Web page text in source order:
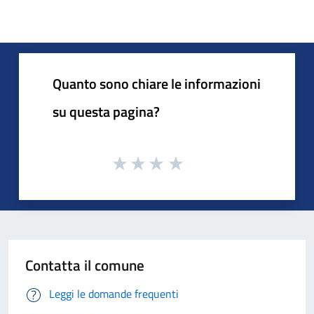
Quanto sono chiare le informazioni
su questa pagina?
Contatta il comune
Leggi le domande frequenti